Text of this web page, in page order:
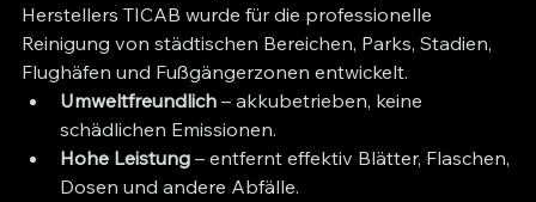
Herstellers TICAB wurde für die professionelle
Reinigung von städtischen Bereichen, Parks, Stadien,
Flughäfen und Fußgängerzonen entwickelt.
Umweltfreundlich – akkubetrieben, keine
schädlichen Emissionen.
Hohe Leistung – entfernt effektiv Blätter, Flaschen,
Dosen und andere Abfälle.